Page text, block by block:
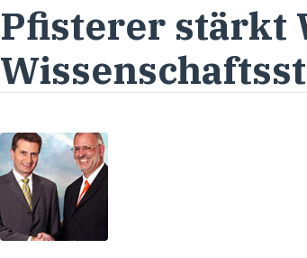
Pfisterer stärkt